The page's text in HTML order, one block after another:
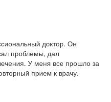
доктор. Он
проблемы, дал
У меня все прошло за
прием к врачу.